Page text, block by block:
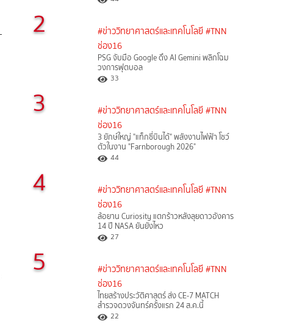
2 #ข่าววิทยาศาสตร์และเทคโนโลยี #TNN
ช่อง16
PSG จับมือ Google ดึง AI Gemini พลิกโฉม
วงการฟุตบอล
33
3 #ข่าววิทยาศาสตร์และเทคโนโลยี #TNN
ช่อง16
3 ยักษ์ใหญ่ "แท็กซี่บินได้" พลังงานไฟฟ้า โชว์
ตัวในงาน "Farnborough 2026"
44
4 #ข่าววิทยาศาสตร์และเทคโนโลยี #TNN
ช่อง16
ล้อยาน Curiosity แตกร้าวหลังลุยดาวอังคาร
14 ปี NASA ยันยังไหว
27
5 #ข่าววิทยาศาสตร์และเทคโนโลยี #TNN
ช่อง16
ไทยสร้างประวัติศาสตร์ ส่ง CE-7 MATCH
สำรวจดวงจันทร์ครั้งแรก 24 ส.ค.นี้
22